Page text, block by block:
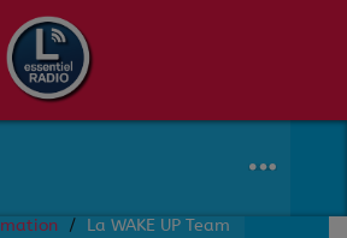
La WAKE UP Team